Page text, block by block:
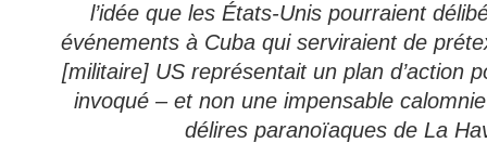
l’idée que les États-Unis pourraient
événements à Cuba qui serviraient de
[militaire] US représentait un plan d’action
invoqué – et non une impensable
délires paranoïaques de La